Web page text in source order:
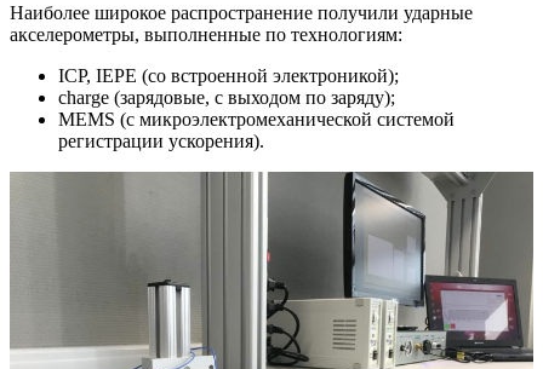
Наиболее широкое распространение получили ударные
акселерометры, выполненные по технологиям:
ICP, IEPE (со встроенной электроникой);
charge (зарядовые, с выходом по заряду);
MEMS (с микроэлектромеханической системой
регистрации ускорения).